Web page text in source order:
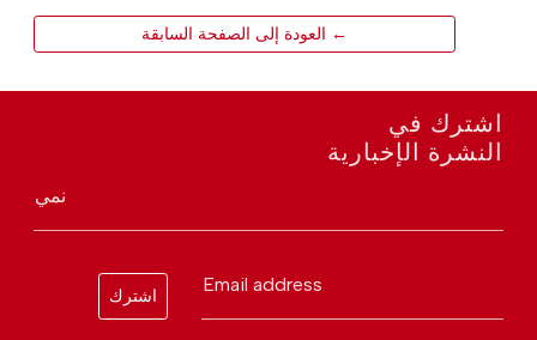
← العودة إلى الصفحة السابقة
اشترك في
النشرة الإخبارية
نمي
Email address
اشترك